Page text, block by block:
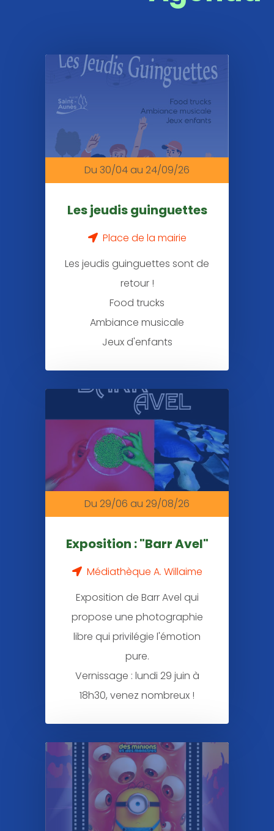
Du 30/04 au 24/09/26
Les jeudis guinguettes
Place de la mairie
Les jeudis guinguettes sont de
retour !
Food trucks
Ambiance musicale
Jeux d'enfants
Du 29/06 au 29/08/26
Exposition : "Barr Avel"
Médiathèque A. Willaime
Exposition de Barr Avel qui
propose une photographie
libre qui privilégie l'émotion
pure.
Vernissage : lundi 29 juin à
18h30, venez nombreux !